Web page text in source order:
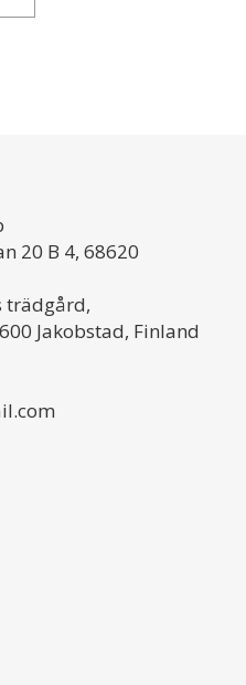
20 B 4, 68620
trädgård,
Jakobstad, Finland